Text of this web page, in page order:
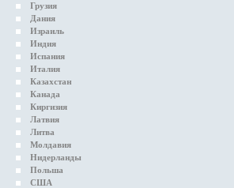
Грузия
Дания
Израиль
Индия
Испания
Италия
Казахстан
Канада
Киргизия
Латвия
Литва
Молдавия
Нидерланды
Польша
США